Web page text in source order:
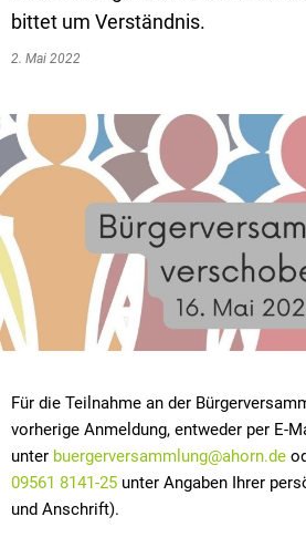
bittet um Verständnis.
2. Mai 2022
Für die Teilnahme an der
vorherige Anmeldung, entweder per E-
unter buergerversammlung@ahorn.de
09561 8141-25 unter Angaben Ihrer
und Anschrift).